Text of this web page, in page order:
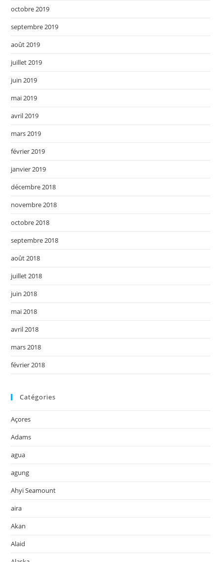
octobre 2019
septembre 2019
août 2019
juillet 2019
juin 2019
mai 2019
avril 2019
mars 2019
février 2019
janvier 2019
décembre 2018
novembre 2018
octobre 2018
septembre 2018
août 2018
juillet 2018
juin 2018
mai 2018
avril 2018
mars 2018
février 2018
Catégories
Açores
Adams
agua
agung
Ahyi Seamount
aira
Akan
Alaid